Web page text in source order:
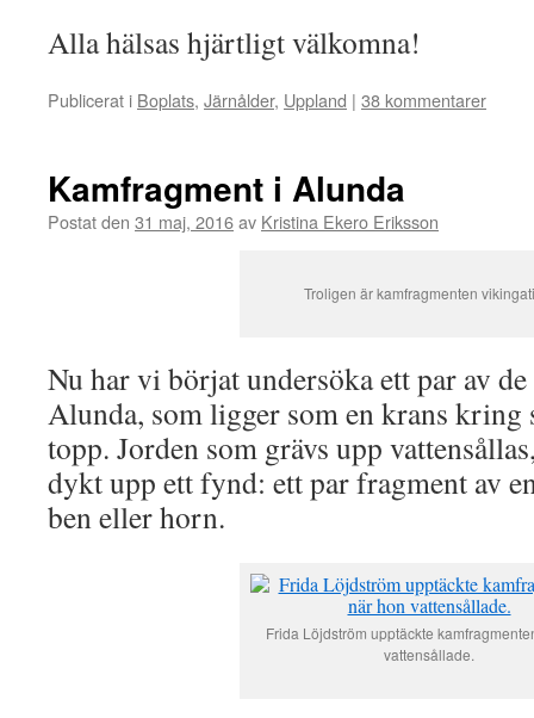
Alla hälsas hjärtligt välkomna!
Publicerat i Boplats, Järnålder, Uppland | 38 kommentarer
Kamfragment i Alunda
Postat den 31 maj, 2016av Kristina Ekero Eriksson
Troligen är kamfragmenten
Nu har vi börjat undersöka ett par av
Alunda, som ligger som en krans kring
topp. Jorden som grävs upp
dykt upp ett fynd: ett par fragment av
ben eller horn.
Frida Löjdström upptäckte
vattensållade.